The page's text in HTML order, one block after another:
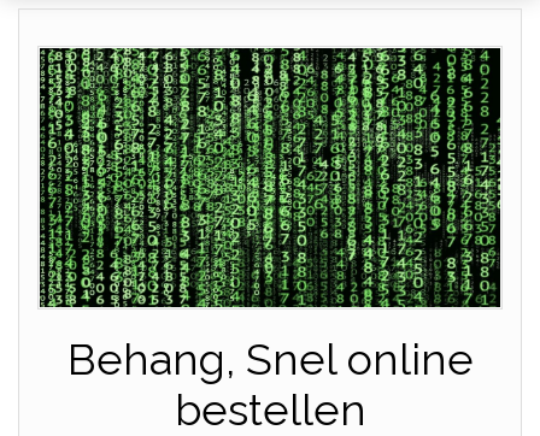
Behang, Snel online
bestellen